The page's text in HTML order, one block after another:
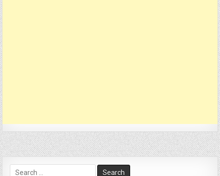
Search